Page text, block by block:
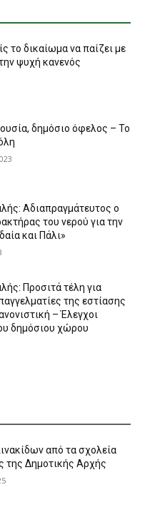
το δικαίωμα να παίζει με
ψυχή κανενός
δημόσιο όφελος – Το
Αδιαπραγμάτευτος ο
του νερού για την
και Πάλι»
Προσιτά τέλη για
της εστίασης
– Έλεγχοι
δημόσιου χώρου
από τα σχολεία
της Δημοτικής Αρχής